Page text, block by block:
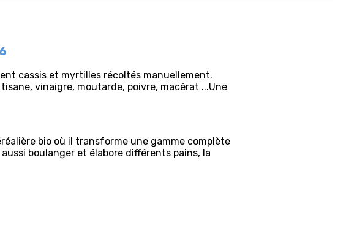
cassis et myrtilles récoltés manuellement.
vinaigre, moutarde, poivre, macérat ...Une
bio où il transforme une gamme complète
boulanger et élabore différents pains, la